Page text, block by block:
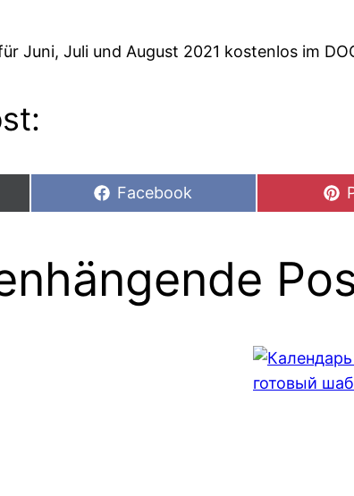
Juni, Juli und August 2021 kostenlos im
Share
on
Facebook